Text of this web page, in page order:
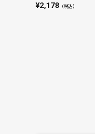
2,178 （税込）